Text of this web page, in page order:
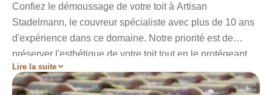
Confiez le démoussage de votre toit à Artisan
Stadelmann, le couvreur spécialiste avec plus de 10 ans
d'expérience dans ce domaine. Notre priorité est de
préserver l'esthétique de votre toit tout en le protégeant
des agressions extérieures. Pour un nettoyage
exceptionnel, faites appel à nos services et retrouvez la
Lire la suite